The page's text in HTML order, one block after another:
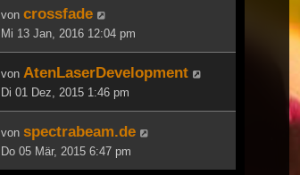
von crossfade
Mi 13 Jan, 2016 12:04 pm
von AtenLaserDevelopment
Di 01 Dez, 2015 1:46 pm
von spectrabeam.de
Do 05 Mär, 2015 6:47 pm